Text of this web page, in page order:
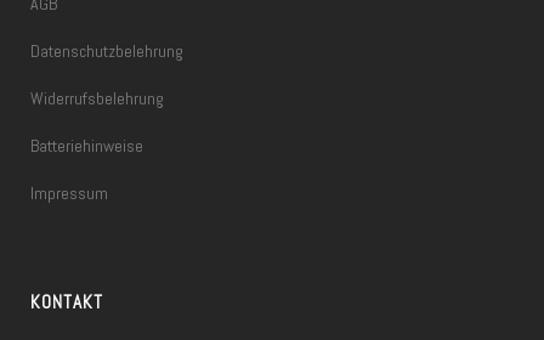
Datenschutzbelehrung
Widerrufsbelehrung
Batteriehinweise
Impressum
KONTAKT